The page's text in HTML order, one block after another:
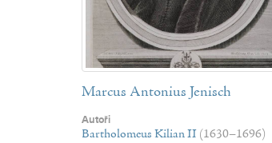
Marcus Antonius Jenisch
Autoři
Bartholomeus Kilian II (1630–1696)